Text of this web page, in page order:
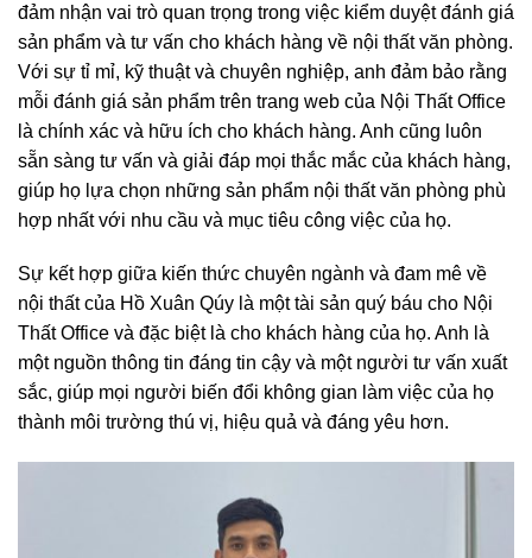
đảm nhận vai trò quan trọng trong việc kiểm duyệt đánh giá
sản phẩm và tư vấn cho khách hàng về nội thất văn phòng.
Với sự tỉ mỉ, kỹ thuật và chuyên nghiệp, anh đảm bảo rằng
mỗi đánh giá sản phẩm trên trang web của Nội Thất Office
là chính xác và hữu ích cho khách hàng. Anh cũng luôn
sẵn sàng tư vấn và giải đáp mọi thắc mắc của khách hàng,
giúp họ lựa chọn những sản phẩm nội thất văn phòng phù
hợp nhất với nhu cầu và mục tiêu công việc của họ.
Sự kết hợp giữa kiến thức chuyên ngành và đam mê về
nội thất của Hồ Xuân Qúy là một tài sản quý báu cho Nội
Thất Office và đặc biệt là cho khách hàng của họ. Anh là
một nguồn thông tin đáng tin cậy và một người tư vấn xuất
sắc, giúp mọi người biến đổi không gian làm việc của họ
thành môi trường thú vị, hiệu quả và đáng yêu hơn.